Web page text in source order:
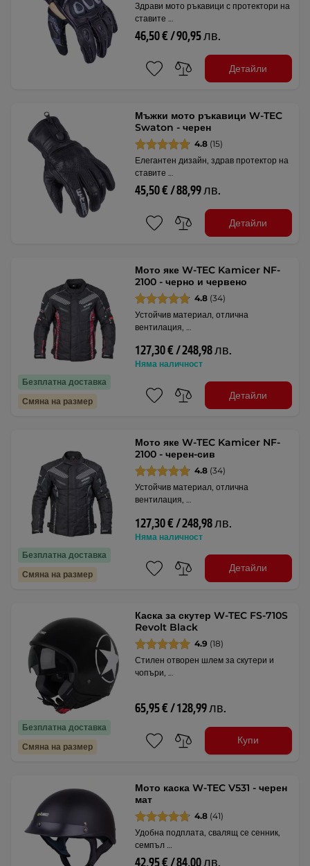
Здрави мото ръкавици с протектори на
ставите …
46,50 € / 90,95 лв.
Детайли
Мъжки мото ръкавици W-TEC
Swaton - черен
4.8 (15)
Елегантен дизайн, здрав протектор на
ставите …
45,50 € / 88,99 лв.
Детайли
Безплатна доставка
Смяна на размер
Мото яке W-TEC Kamicer NF-
2100 - черно и червено
4.8 (34)
Устойчив материал, отлична
вентилация, …
127,30 € / 248,98 лв.
Няма наличност
Детайли
Безплатна доставка
Смяна на размер
Мото яке W-TEC Kamicer NF-
2100 - черен-сив
4.8 (34)
Устойчив материал, отлична
вентилация, …
127,30 € / 248,98 лв.
Няма наличност
Детайли
Безплатна доставка
Смяна на размер
Каска за скутер W-TEC FS-710S
Revolt Black
4.9 (18)
Стилен отворен шлем за скутери и
чопъри, …
65,95 € / 128,99 лв.
Купи
Мото каска W-TEC V531 - черен
мат
4.8 (41)
Удобна подплата, свалящ се сенник,
семпъл …
42,95 € / 84,00 лв.